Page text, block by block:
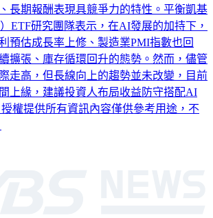
動風險相對低的中短天期債券，有望展現
長期報酬表現具競爭力的特性。平衡凱基
ETF研究團隊表示，在AI發展的加持下，
預估成長率上修、製造業PMI指數也回
擴張、庫存循環回升的態勢。然而，儘管
走高，但長線向上的趨勢並未改變，目前
上緣，建議投資人布局收益防守搭配AI
權提供所有資訊內容僅供參考用途，不